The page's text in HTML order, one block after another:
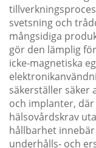
svetsning och
mångsidiga
gör den lämplig
icke-magnetiska
säkerställer säker
och implanter,
hälsovårdskrav
hållbarhet
underhålls- och